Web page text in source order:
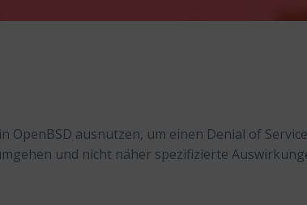
OpenBSD ausnutzen, um einen Denial of
und nicht näher spezifizierte